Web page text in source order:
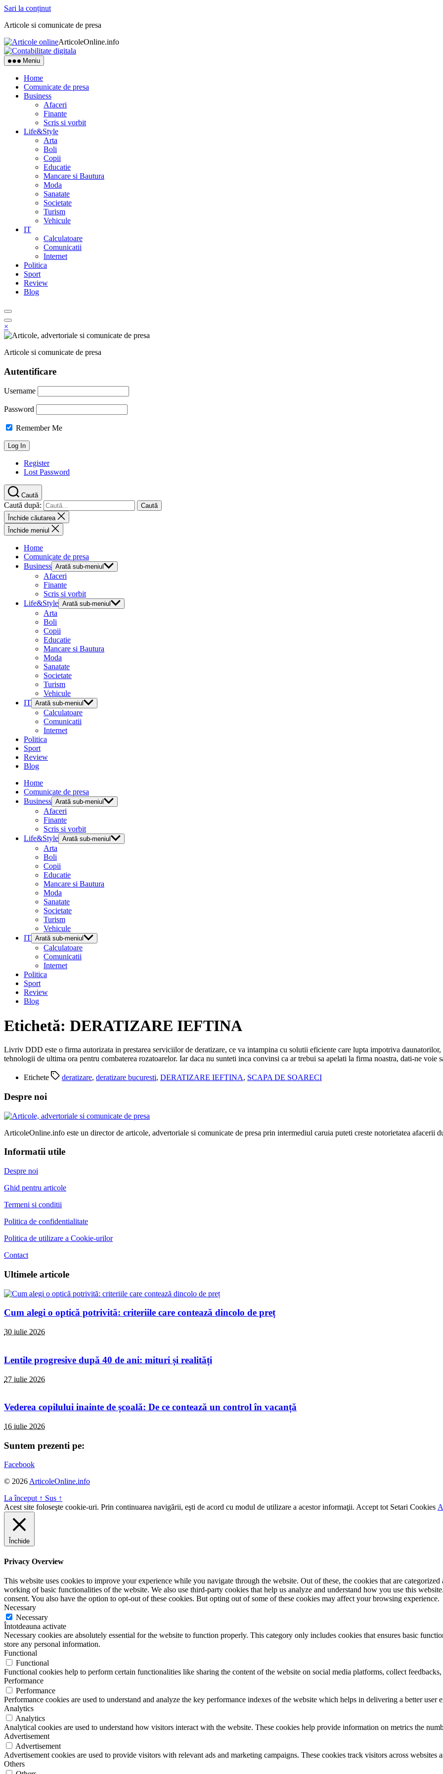
Sari la conținut
Articole si comunicate de presa
ArticoleOnline.info
Meniu
Home
Comunicate de presa
Business
Afaceri
Finante
Scris si vorbit
Life&Style
Arta
Boli
Copii
Educatie
Mancare si Bautura
Moda
Sanatate
Societate
Turism
Vehicule
IT
Calculatoare
Comunicatii
Internet
Politica
Sport
Review
Blog
×
Articole si comunicate de presa
Autentificare
Username
Password
Remember Me
Register
Lost Password
Caută
Caută după:
Închide căutarea
Închide meniul
Home
Comunicate de presa
Business Arată sub-meniul
Afaceri
Finante
Scris si vorbit
Life&Style Arată sub-meniul
Arta
Boli
Copii
Educatie
Mancare si Bautura
Moda
Sanatate
Societate
Turism
Vehicule
IT Arată sub-meniul
Calculatoare
Comunicatii
Internet
Politica
Sport
Review
Blog
Home
Comunicate de presa
Business Arată sub-meniul
Afaceri
Finante
Scris si vorbit
Life&Style Arată sub-meniul
Arta
Boli
Copii
Educatie
Mancare si Bautura
Moda
Sanatate
Societate
Turism
Vehicule
IT Arată sub-meniul
Calculatoare
Comunicatii
Internet
Politica
Sport
Review
Blog
Etichetă: DERATIZARE IEFTINA
Livriv DDD este o firma autorizata in prestarea serviciilor de deratizare, ce va intampina cu solutii eficiente care lupta impotriva
tehnologii de ultima ora pentru combaterea rozatoarelor. Iar daca nu sunteti inca convinsi ca ar trebui sa apelati la firma noastra, dati-ne
Etichete deratizare, deratizare bucuresti, DERATIZARE IEFTINA, SCAPA DE SOARECI
Despre noi
ArticoleOnline.info este un director de articole, advertoriale si comunicate de presa prin intermediul caruia puteti creste notorietatea afacerii
Informatii utile
Despre noi
Ghid pentru articole
Termeni si conditii
Politica de confidentialitate
Politica de utilizare a Cookie-urilor
Contact
Ultimele articole
Cum alegi o optică potrivită: criteriile care contează dincolo de preț
30 iulie 2026
Lentile progresive după 40 de ani: mituri și realități
27 iulie 2026
Vederea copilului inainte de școală: De ce contează un control în vacanță
16 iulie 2026
Suntem prezenti pe:
Facebook
© 2026 ArticoleOnline.info
La început ↑ Sus ↑
Acest site foloseşte cookie-uri. Prin continuarea navigării, eşti de acord cu modul de utilizare a acestor informaţii. Accept tot Setari Cookies
Închide
Privacy Overview
This website uses cookies to improve your experience while you navigate through the website. Out of these, the cookies that are categorized
working of basic functionalities of the website. We also use third-party cookies that help us analyze and understand how you use this
consent. You also have the option to opt-out of these cookies. But opting out of some of these cookies may affect your browsing experience.
Necessary
Necessary
Întotdeauna activate
Necessary cookies are absolutely essential for the website to function properly. This category only includes cookies that ensures basic
store any personal information.
Functional
Functional
Functional cookies help to perform certain functionalities like sharing the content of the website on social media platforms, collect
Performance
Performance
Performance cookies are used to understand and analyze the key performance indexes of the website which helps in delivering a better user
Analytics
Analytics
Analytical cookies are used to understand how visitors interact with the website. These cookies help provide information on metrics the
Advertisement
Advertisement
Advertisement cookies are used to provide visitors with relevant ads and marketing campaigns. These cookies track visitors across
Others